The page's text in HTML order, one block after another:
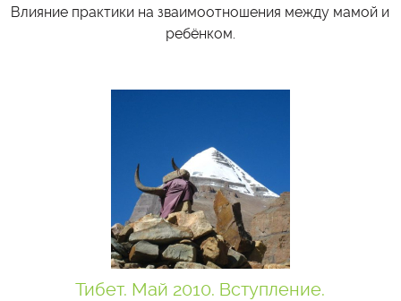
Влияние практики на зваимоотношения между мамой и
ребёнком.
Тибет. Май 2010. Вступление.